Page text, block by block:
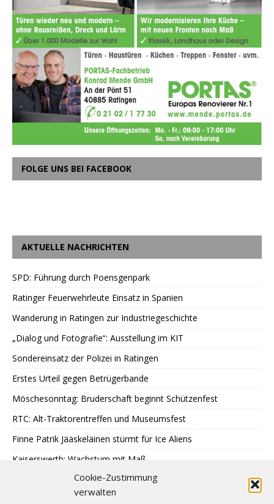
Cookie-Zustimmung
verwalten
FOLGE UNS BEI FACEBOOK
AKTUELLE NACHRICHTEN
SPD: Führung durch Poensgenpark
Ratinger Feuerwehrleute Einsatz in Spanien
Wanderung in Ratingen zur Industriegeschichte
„Dialog und Fotografie“: Ausstellung im KIT
Sondereinsatz der Polizei in Ratingen
Erstes Urteil gegen Betrügerbande
Möschesonntag: Bruderschaft beginnt Schützenfest
RTC: Alt-Traktorentreffen und Museumsfest
Finne Patrik Jääskeläinen stürmt für Ice Aliens
Kaiserswerth: Wachstum mit Maß
Gemeinsames Lesen im Park
SPD: 45 Arbeitsjahre sind genug